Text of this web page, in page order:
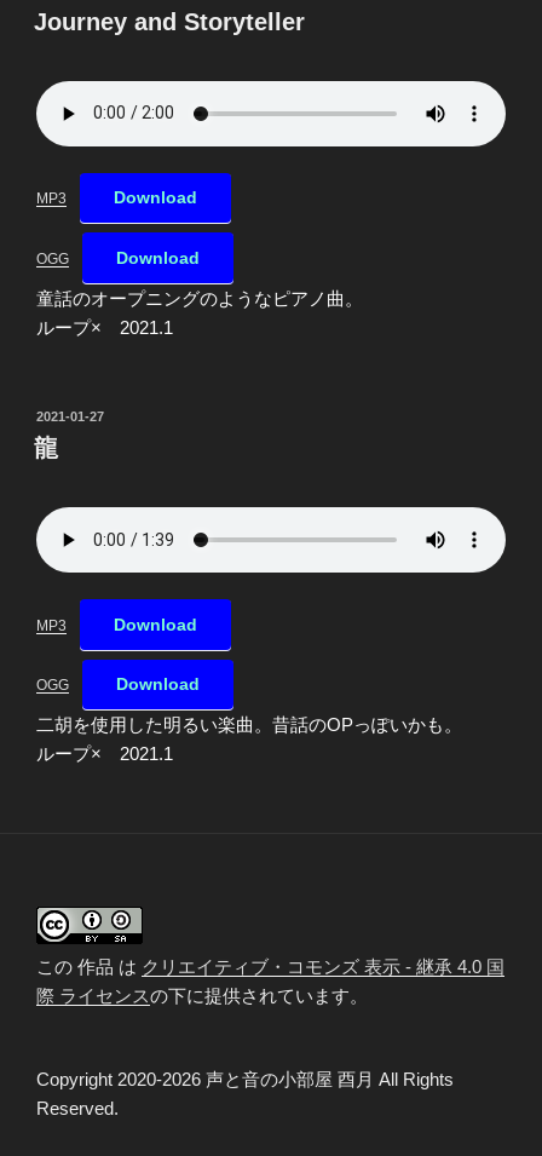
稿
日:
Journey and Storyteller
MP3 Download
OGG Download
童話のオープニングのようなピアノ曲。
ループ× 2021.1
投
稿
日:
2021-01-27
龍
MP3 Download
OGG Download
二胡を使用した明るい楽曲。昔話のOPっぽいかも。
ループ× 2021.1
この 作品 は クリエイティブ・コモンズ 表示 - 継承 4.0 国
際 ライセンスの下に提供されています。
Copyright 2020-2026 声と音の小部屋 酉月 All Rights
Reserved.